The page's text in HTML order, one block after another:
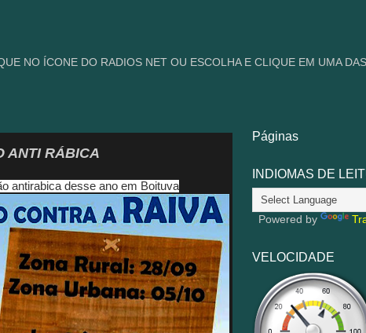
NO ÍCONE DO RADIOS NET OU ESCOLHA E CLIQUE EM UMA
ANTI RÁBICA
antirabica desse ano em Boituva
Páginas
INDIOMAS DE
Powered by
VELOCIDADE